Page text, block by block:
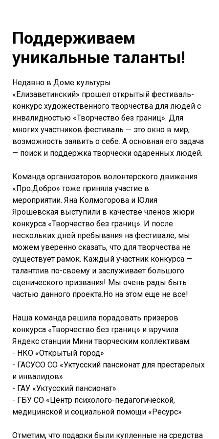
Поддерживаем
уникальные таланты!
Недавно в Доме культуры
«Елизаветинский» прошел открытый фестиваль-
конкурс художественного творчества для людей с
инвалидностью «Творчество без границ». Для
многих участников фестиваль — это окно в мир,
возможность заявить о себе. А основная его задача
— поиск и поддержка творчески одаренных людей.
Команда организаторов волонтерского движения
«Про.Добро» тоже приняла участие в
мероприятии. Яна Колмогорова и Юлия
Ярошевская выступили в качестве членов жюри
конкурса «Творчество без границ». И после
нескольких дней пребывания на фестивале, мы
можем уверенно сказать, что для творчества не
существует рамок. Каждый участник конкурса —
талантлив по-своему и заслуживает большого
сценического призвания! Мы очень рады быть
частью данного проекта.Но на этом еще не все!
Наша команда решила порадовать призеров
конкурса «Творчество без границ» и вручила
Яндекс станции Мини творческим коллективам:
- НКО «Открытый город»
- ГАСУСО СО «Уктусский пансионат для престарелых
и инвалидов»
- ГАУ «Уктусский пансионат»
- ГБУ СО «Центр психолого-педагогической,
медицинской и социальной помощи «Ресурс»
Отметим, что подарки были купленные на средства